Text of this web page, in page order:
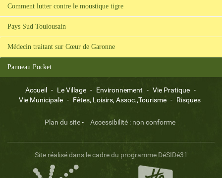
Comment lutter contre le moustique tigre
Pays Sud Toulousain
Médecin traitant sur Cœur de Garonne
Panneau Pocket
Accueil - Le Village - Environnement - Vie Pratique -
Vie Municipale - Fêtes, Loisirs, Assoc.,Tourisme - Risques
Plan du site- Accessibilité : non conforme
Site réalisé dans le cadre du programme DéSIDé31